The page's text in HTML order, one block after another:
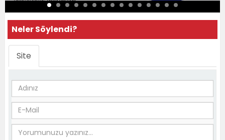
Neler Söylendi?
Site